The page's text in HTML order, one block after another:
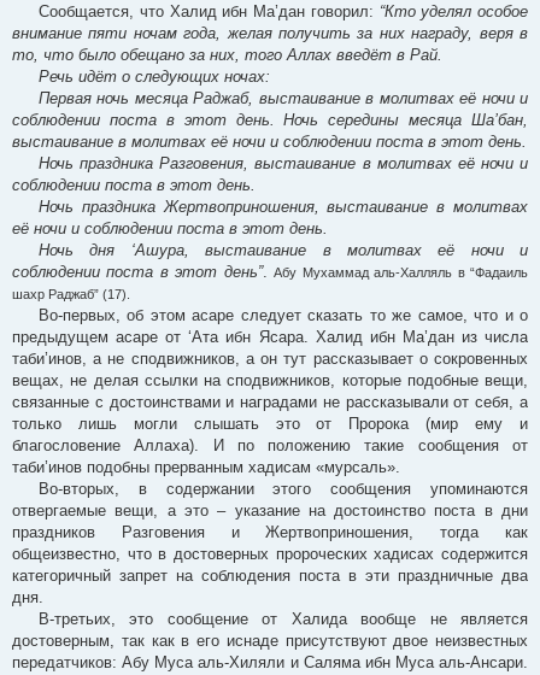
Сообщается, что Халид ибн Ма’дан говорил: “Кто уделял особое
внимание пяти ночам года, желая получить за них награду, веря в
то, что было обещано за них, того Аллах введёт в Рай.
Речь идёт о следующих ночах:
Первая ночь месяца Раджаб, выстаивание в молитвах её ночи и
соблюдении поста в этот день. Ночь середины месяца Ша’бан,
выстаивание в молитвах её ночи и соблюдении поста в этот день.
Ночь праздника Разговения, выстаивание в молитвах её ночи и
соблюдении поста в этот день.
Ночь праздника Жертвоприношения, выстаивание в молитвах
её ночи и соблюдении поста в этот день.
Ночь дня ‘Ашура, выстаивание в молитвах её ночи и
соблюдении поста в этот день”.Абу Мухаммад аль-Халляль в “Фадаиль
шахр Раджаб” (17).
Во-первых, об этом асаре следует сказать то же самое, что и о
предыдущем асаре от ‘Ата ибн Ясара. Халид ибн Ма’дан из числа
таби’инов, а не сподвижников, а он тут рассказывает о сокровенных
вещах, не делая ссылки на сподвижников, которые подобные вещи,
связанные с достоинствами и наградами не рассказывали от себя, а
только лишь могли слышать это от Пророка (мир ему и
благословение Аллаха). И по положению такие сообщения от
таби’инов подобны прерванным хадисам «мурсаль».
Во-вторых, в содержании этого сообщения упоминаются
отвергаемые вещи, а это – указание на достоинство поста в дни
праздников Разговения и Жертвоприношения, тогда как
общеизвестно, что в достоверных пророческих хадисах содержится
категоричный запрет на соблюдения поста в эти праздничные два
дня.
В-третьих, это сообщение от Халида вообще не является
достоверным, так как в его иснаде присутствуют двое неизвестных
передатчиков: Абу Муса аль-Хиляли и Саляма ибн Муса аль-Ансари.